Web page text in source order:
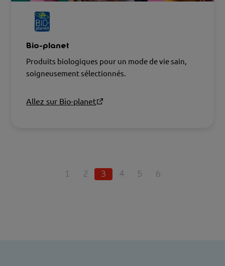
Bio-planet
Produits biologiques pour un mode de vie sain,
soigneusement sélectionnés.
Allez sur Bio-planet
1 2 3 4 5 6